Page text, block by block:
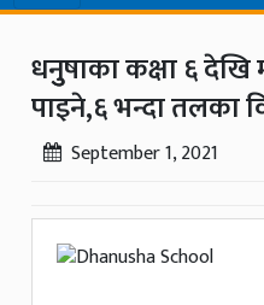
धनुुषाका कक्षा ६ देखि
पाइने,६ भन्दा तलका
September 1, 2021